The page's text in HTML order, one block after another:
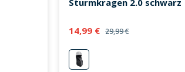
Sturmkragen 2.0 schwarz
14,99 € 29,99 €
schwarz